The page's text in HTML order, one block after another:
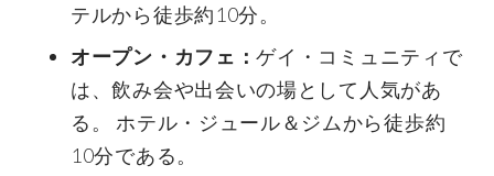
テルから徒歩約10分。
オープン・カフェ：ゲイ・コミュニティで
は、飲み会や出会いの場として人気があ
る。 ホテル・ジュール＆ジムから徒歩約
10分である。